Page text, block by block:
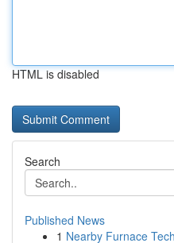
HTML is disabled
Search
Published News
1 Nearby Furnace